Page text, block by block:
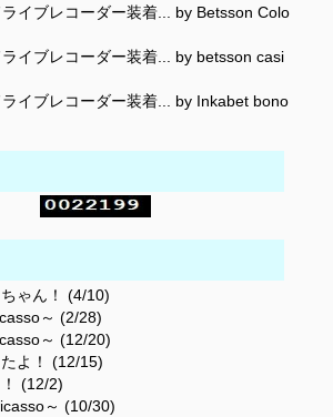
イブレコーダー装着... by Betsson Colo
ライブレコーダー装着... by betsson casi
ライブレコーダー装着... by Inkabet bono
ゃん！ (4/10)
～ (2/28)
～ (12/20)
よ！ (12/15)
(12/2)
～ (10/30)